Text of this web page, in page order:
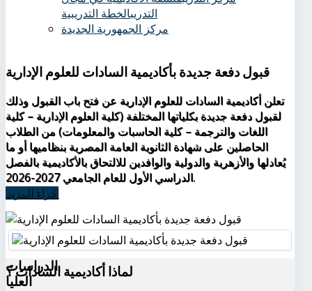
التدريبالخطة التدريبية
مركز الجمهورية الجديدة
قبول دفعة جديدة بأكاديمية السادات للعلوم الإدارية
تعلن أكاديمية السادات للعلوم الإدارية عن فتح باب القبول وذلك
لقبول دفعة جديدة بكلياتها المختلفة (كلية العلوم الإدارية – كلية
اللغات والترجمة – كلية الحاسبات والمعلومات) من الطلاب
الحاصلين على شهادة الثانوية العامة المصرية بنظاميها أو ما
يُعادلها والأزهرية والدولية والوافدين للالتحاق بالأكاديمية بالفصل
الدراسي الأول للعام الجامعي 2027-2026.
اقراء المزيد
لماذا أكاديمية السادات ؟
الدراسات
العليا